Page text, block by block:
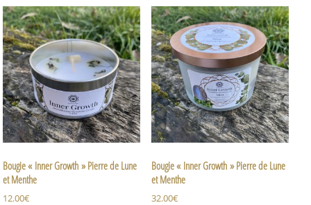
Bougie « Inner Growth » Pierre de Lune
et Menthe
12.00€
Bougie « Inner Growth » Pierre de Lune
et Menthe
32.00€